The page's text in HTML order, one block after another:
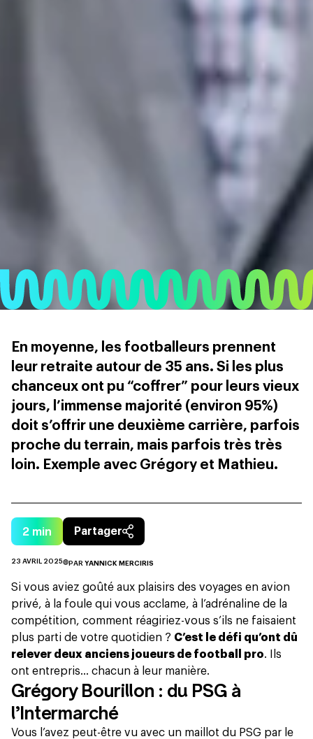
En moyenne, les footballeurs prennent
leur retraite autour de 35 ans. Si les plus
chanceux ont pu “coffrer” pour leurs vieux
jours, l’immense majorité (environ 95%)
doit s’offrir une deuxième carrière, parfois
proche du terrain, mais parfois très très
loin. Exemple avec Grégory et Mathieu.
2 min Partager
23 AVRIL 2025 PAR YANNICK MERCIRIS
Si vous aviez goûté aux plaisirs des voyages en avion
privé, à la foule qui vous acclame, à l’adrénaline de la
compétition, comment réagiriez-vous s’ils ne faisaient
plus parti de votre quotidien ? C’est le défi qu’ont dû
relever deux anciens joueurs de football pro. Ils
ont entrepris… chacun à leur manière.
Grégory Bourillon : du PSG à
l’Intermarché
Vous l’avez peut-être vu avec un maillot du PSG par le